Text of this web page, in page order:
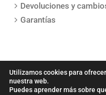
Devoluciones y
Garantías
COPYRIGHT 2021 | Todos los
Utilizamos cookies para
nuestra web.
Puedes aprender más sobre